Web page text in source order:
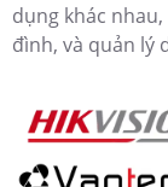
dụng khác
đình, và quản lý